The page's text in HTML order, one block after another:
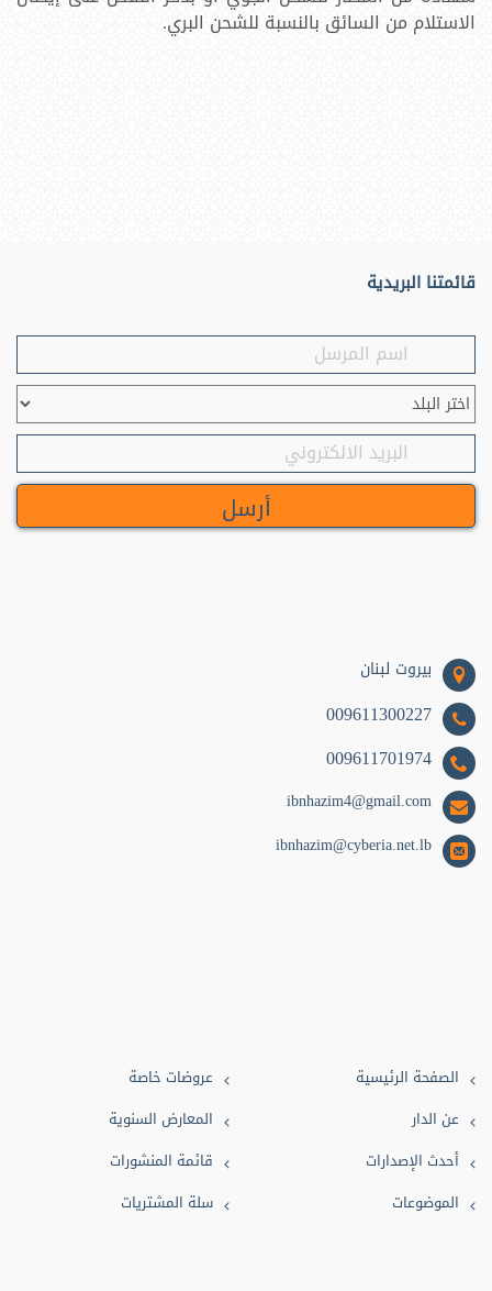
الاستلام من السائق بالنسبة للشحن البري.
قائمتنا البريدية
بيروت لبنان
009611300227
009611701974
ibnhazim4@gmail.com
ibnhazim@cyberia.net.lb
عروضات خاصة
المعارض السنوية
قائمة المنشورات
سلة المشتريات
الصفحة الرئيسية
عن الدار
أحدث الإصدارات
الموضوعات